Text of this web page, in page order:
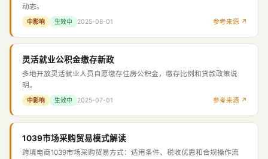
动态。
中影响 生效中 2025-08-01 参考来源 ↗
灵活就业公积金缴存新政
多地开放灵活就业人员自愿缴存住房公积金，缴存比例和贷款政策说
明。
中影响 生效中 2025-07-01 参考来源 ↗
1039市场采购贸易模式解读
跨境电商1039市场采购贸易方式：适用条件、税收优惠和合规操作流